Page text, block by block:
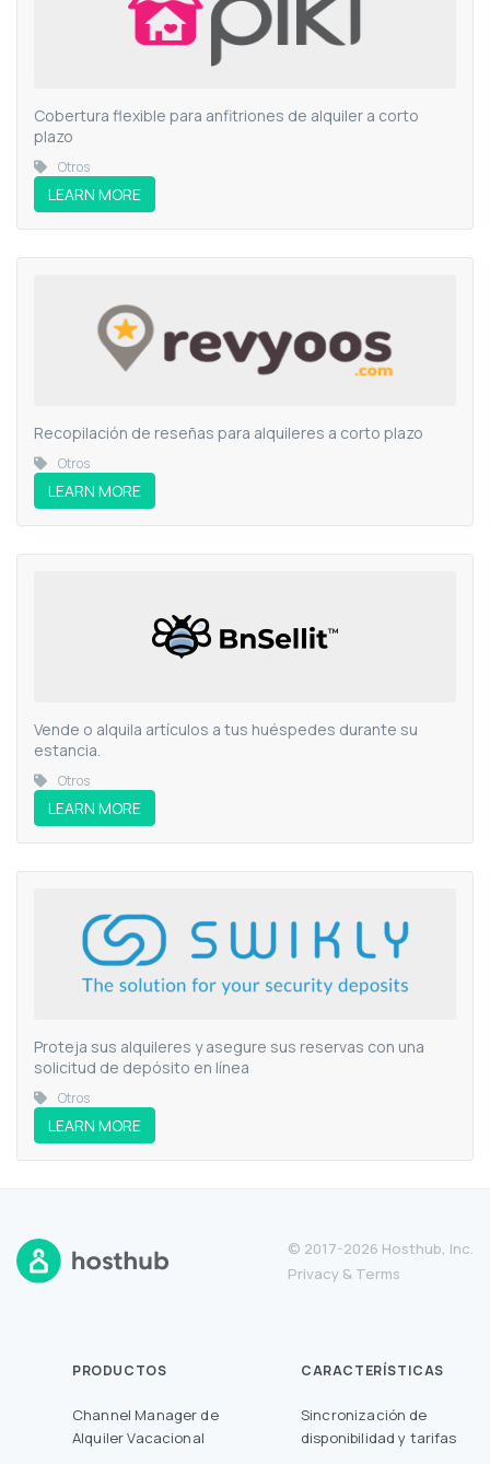
Cobertura flexible para anfitriones de alquiler a corto
plazo
Otros
LEARN MORE
Recopilación de reseñas para alquileres a corto plazo
Otros
LEARN MORE
Vende o alquila artículos a tus huéspedes durante su
estancia.
Otros
LEARN MORE
Proteja sus alquileres y asegure sus reservas con una
solicitud de depósito en línea
Otros
LEARN MORE
© 2017-2026 Hosthub, Inc.
Privacy & Terms
PRODUCTOS
Channel Manager de
Alquiler Vacacional
CARACTERÍSTICAS
Sincronización de
disponibilidad y tarifas